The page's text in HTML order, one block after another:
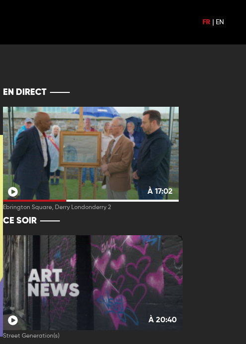
FR EN
EN DIRECT
À 17:02
Ebrington Square, Derry Londonderry 2
CE SOIR
À 20:40
Street Generation(s)